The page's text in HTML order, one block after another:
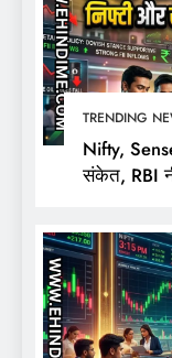
TRENDING
Nifty,
संकेत, RBI